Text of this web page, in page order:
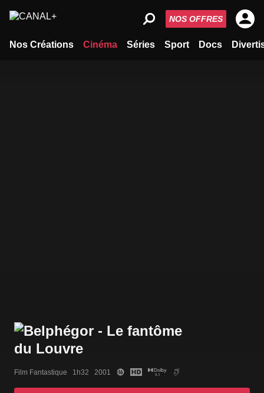
Nos Créations Cinéma Séries Sport Docs
NOS OFFRES
Film Fantastique   1h32   2001